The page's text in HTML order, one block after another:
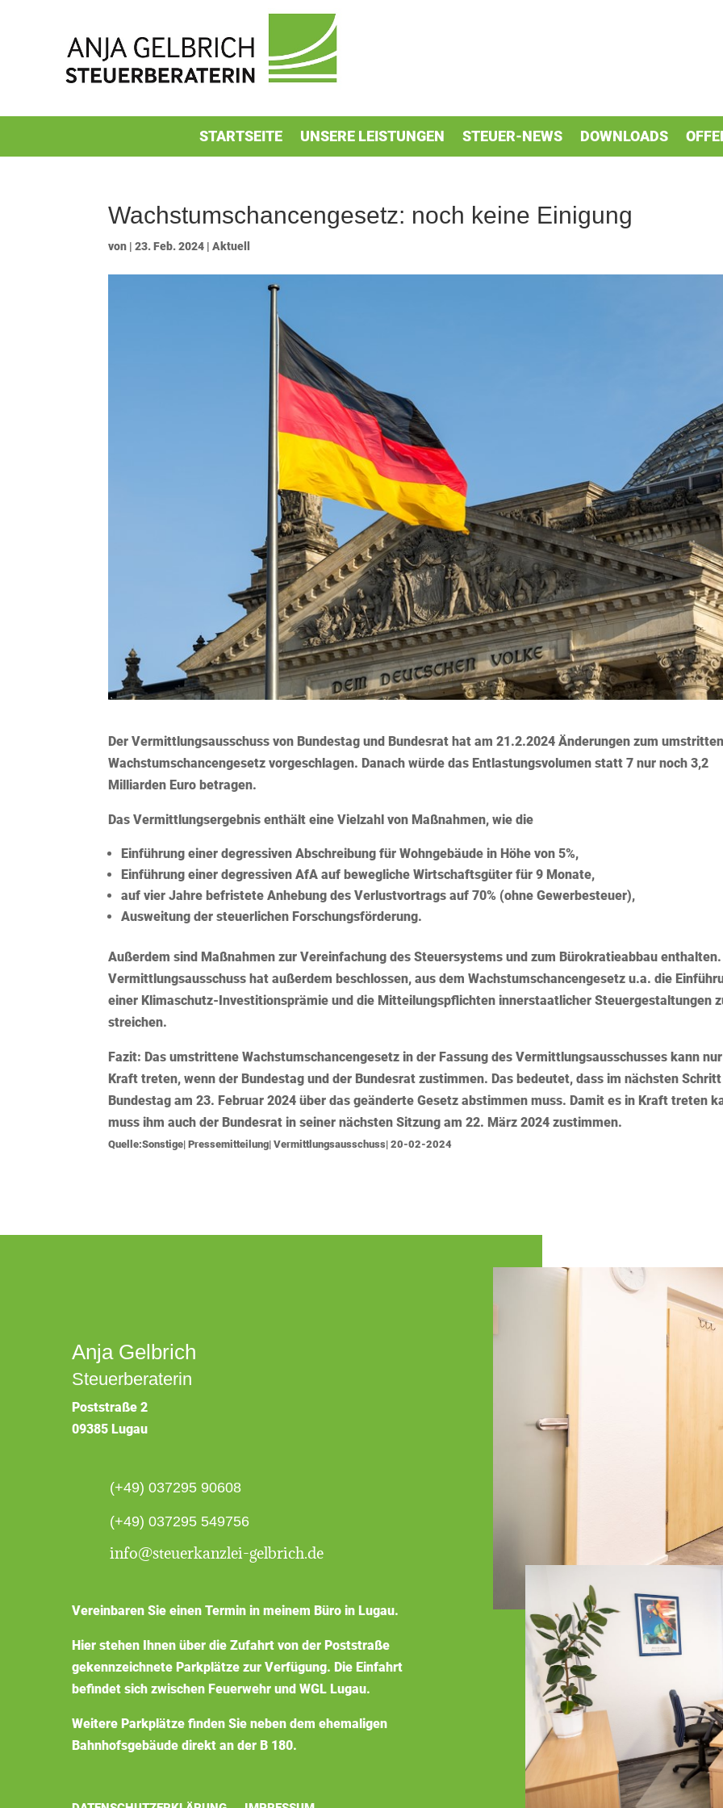
STARTSEITE UNSERE LEISTUNGEN STEUER-NEWS DOWNLOADS
Wachstumschancengesetz: noch keine Einigung
von |23. Feb. 2024 |Aktuell
Der Vermittlungsausschuss von Bundestag und Bundesrat hat am 21.2.2024 Änderungen zum
Wachstumschancengesetz vorgeschlagen. Danach würde das Entlastungsvolumen statt 7 nur noch 3,2
Milliarden Euro betragen.
Das Vermittlungsergebnis enthält eine Vielzahl von Maßnahmen, wie die
Einführung einer degressiven Abschreibung für Wohngebäude in Höhe von 5%,
Einführung einer degressiven AfA auf bewegliche Wirtschaftsgüter für 9 Monate,
auf vier Jahre befristete Anhebung des Verlustvortrags auf 70% (ohne Gewerbesteuer),
Ausweitung der steuerlichen Forschungsförderung.
Außerdem sind Maßnahmen zur Vereinfachung des Steuersystems und zum Bürokratieabbau enthalten.
Vermittlungsausschuss hat außerdem beschlossen, aus dem Wachstumschancengesetz u.a. die
einer Klimaschutz-Investitionsprämie und die Mitteilungspflichten innerstaatlicher Steuergestaltungen
streichen.
Fazit: Das umstrittene Wachstumschancengesetz in der Fassung des Vermittlungsausschusses kann
Kraft treten, wenn der Bundestag und der Bundesrat zustimmen. Das bedeutet, dass im nächsten
Bundestag am 23. Februar 2024 über das geänderte Gesetz abstimmen muss. Damit es in Kraft treten
muss ihm auch der Bundesrat in seiner nächsten Sitzung am 22. März 2024 zustimmen.
Quelle:Sonstige| Pressemitteilung| Vermittlungsausschuss| 20-02-2024
Anja Gelbrich
Steuerberaterin
Poststraße 2
09385 Lugau
(+49) 037295 90608
(+49) 037295 549756
info@steuerkanzlei-gelbrich.de
Vereinbaren Sie einen Termin in meinem Büro in Lugau.
Hier stehen Ihnen über die Zufahrt von der Poststraße
gekennzeichnete Parkplätze zur Verfügung. Die Einfahrt
befindet sich zwischen Feuerwehr und WGL Lugau.
Weitere Parkplätze finden Sie neben dem ehemaligen
Bahnhofsgebäude direkt an der B 180.